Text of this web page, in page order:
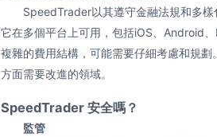
SpeedTrader以其遵守金融法規和多樣
它在多個平台上可用，包括iOS、Android
複雜的費用結構，可能需要仔細考慮和規
方面需要改進的領域。
SpeedTrader 安全嗎？
監管